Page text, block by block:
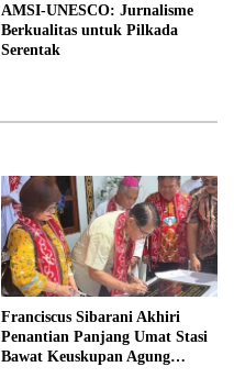
AMSI-UNESCO: Jurnalisme
Berkualitas untuk Pilkada
Serentak
Franciscus Sibarani Akhiri
Penantian Panjang Umat Stasi
Bawat Keuskupan Agung